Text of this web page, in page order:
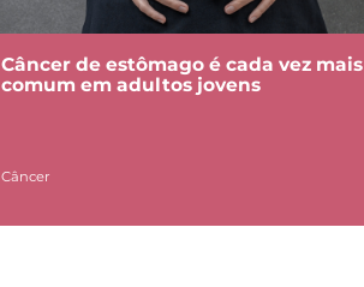
Câncer de estômago é cada vez mais
comum em adultos jovens
Câncer